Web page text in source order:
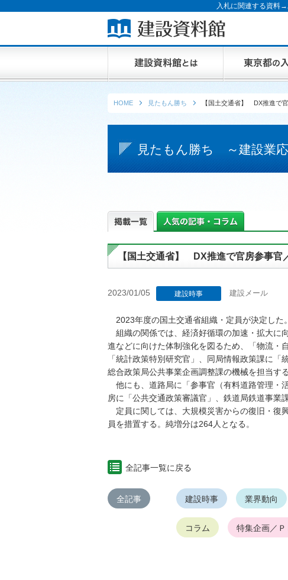
入札に関連する資料
HOME 見たもん勝ち 【国土交通省】 DX推進で
見たもん勝ち ～建設業応
【国土交通省】 DX推進で官房参事官
2023/01/05 建設時事 建設メール
2023年度の国土交通省組織・定員が決定した。
組織の関係では、経済好循環の加速・拡大に
進などに向けた体制強化を図るため、「物流・
「統計政策特別研究官」、同局情報政策課に
総合政策局公共事業企画調整課の機械を担当す
他にも、道路局に「参事官（有料道路管理・
房に「公共交通政策審議官」、鉄道局鉄道事業
定員に関しては、大規模災害からの復旧・復
員を措置する。純増分は264人となる。
全記事一覧に戻る
全記事 建設時事 業界動向
コラム 特集企画／Ｐ